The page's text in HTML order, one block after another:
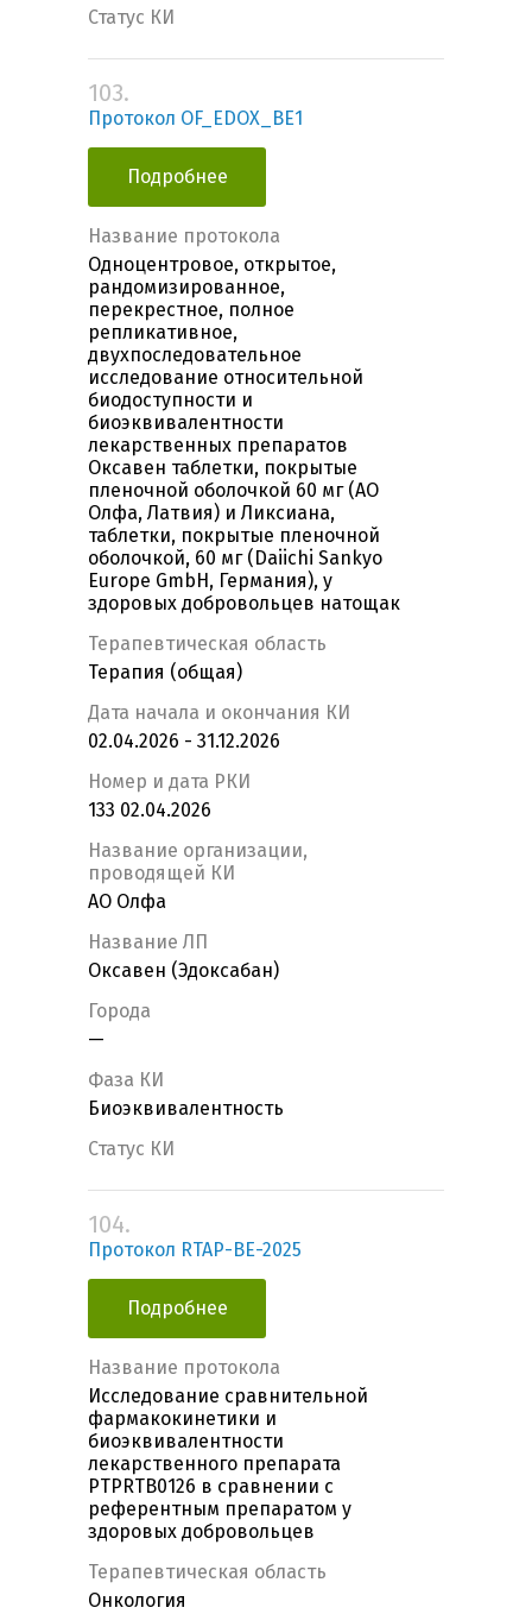
Статус КИ
103.
Протокол OF_EDOX_BE1
Подробнее
Название протокола
Одноцентровое, открытое,
рандомизированное,
перекрестное, полное
репликативное,
двухпоследовательное
исследование относительной
биодоступности и
биоэквивалентности
лекарственных препаратов
Оксавен таблетки, покрытые
пленочной оболочкой 60 мг (АО
Олфа, Латвия) и Ликсиана,
таблетки, покрытые пленочной
оболочкой, 60 мг (Daiichi Sankyo
Europe GmbH, Германия), у
здоровых добровольцев натощак
Терапевтическая область
Терапия (общая)
Дата начала и окончания КИ
02.04.2026 - 31.12.2026
Номер и дата РКИ
133 02.04.2026
Название организации,
проводящей КИ
АО Олфа
Название ЛП
Оксавен (Эдоксабан)
Города
—
Фаза КИ
Биоэквивалентность
Статус КИ
104.
Протокол RTAP-BE-2025
Подробнее
Название протокола
Исследование сравнительной
фармакокинетики и
биоэквивалентности
лекарственного препарата
PTPRTB0126 в сравнении с
референтным препаратом у
здоровых добровольцев
Терапевтическая область
Онкология